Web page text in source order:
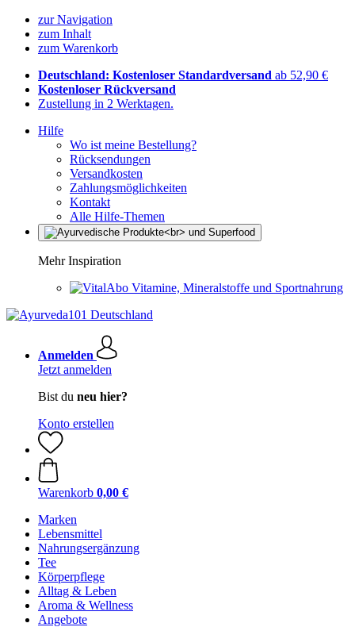
zur Navigation
zum Inhalt
zum Warenkorb
Deutschland: Kostenloser Standardversand ab 52,90 €
Kostenloser Rückversand
Zustellung in 2 Werktagen.
Hilfe
Wo ist meine Bestellung?
Rücksendungen
Versandkosten
Zahlungsmöglichkeiten
Kontakt
Alle Hilfe-Themen
Mehr Inspiration
Vitamine, Mineralstoffe und Sportnahrung
Anmelden
Jetzt anmelden
Bist du neu hier?
Konto erstellen
Warenkorb 0,00 €
Marken
Lebensmittel
Nahrungsergänzung
Tee
Körperpflege
Alltag & Leben
Aroma & Wellness
Angebote